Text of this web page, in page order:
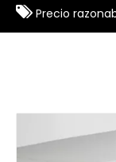
 Precio